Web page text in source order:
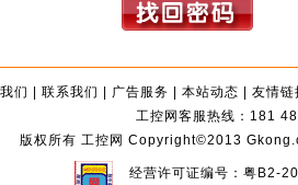
们 | 联系我们 | 广告服务 | 本站动态 | 友情链
工控网客服热线：181
版权所有 工控网 Copyright©2013
经营许可证编号：粤B2-